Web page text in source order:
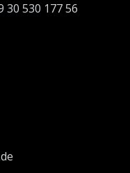
30 530 177 56